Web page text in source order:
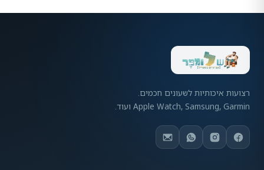
רצועות איכותיות לשעונים חכמים.
Apple Watch, Samsung, Garmin ועוד.